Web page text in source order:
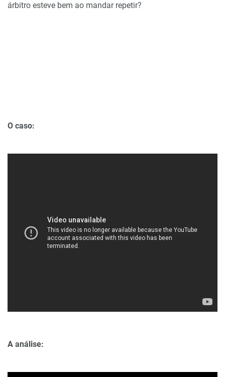
árbitro esteve bem ao mandar repetir?
O caso:
A análise: